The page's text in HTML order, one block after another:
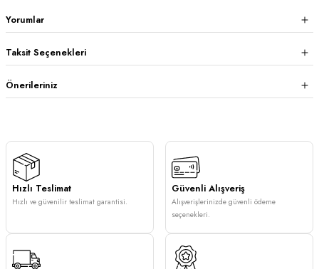
Yorumlar
Taksit Seçenekleri
Önerileriniz
Hızlı Teslimat
Hızlı ve güvenilir teslimat garantisi.
Güvenli Alışveriş
Alışverişlerinizde güvenli ödeme
seçenekleri.